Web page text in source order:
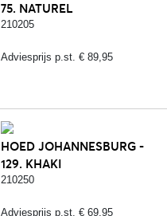
75. NATUREL
210205
Adviesprijs p.st. € 89,95
HOED JOHANNESBURG -
129. KHAKI
210250
Adviesprijs p.st. € 69,95